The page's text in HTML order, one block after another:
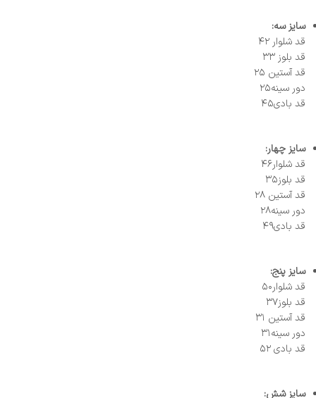
سایز سه:
قد شلوار ۴۲
قد بلوز ۳۳
قد آستین ۲۵
دور سینه۲۵
قد بادی۴۵
سایز چهار:
قد شلوار۴۶
قد بلوز۳۵
قد آستین ۲۸
دور سینه۲۸
قد بادی۴۹
سایز پنج:
قد شلوار۵۰
قد بلوز۳۷
قد آستین ۳۱
دور سینه۳۱
قد بادی ۵۲
سایز شش: